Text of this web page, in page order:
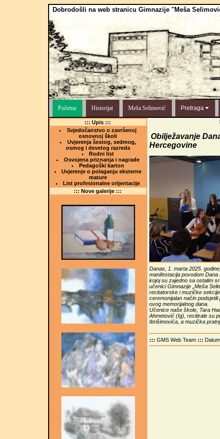
Dobrodošli na web stranicu Gimnazije "Meša
Početna Historijat Meša Selimović Pretraga
::: Upis :::
Svjedočanstvo o završenoj
osnovnoj školi
Uvjerenja šestog, sedmog,
osmog i devetog razreda
Rodni list
Osvojena priznanja i nagrade
Pedagoški karton
Uvjerenje o polaganju eksterne
mature
List profesionalne orijentacije
::: Nove galerije :::
Obilježavanje
Hercegovine
Danas, 1. marta 2025.
manifestacija povodom
kojoj su zajedno sa ostalim
učenici Gimnazije „Meša
recitatorske i muzičke
ceremonijalan način
ovog memorijalnog dana.
Učenice naše škole, Tara
Ahmetović (Ig), recitirale su
Ibrišimovića, a muzička
::: GMS Web Team :::